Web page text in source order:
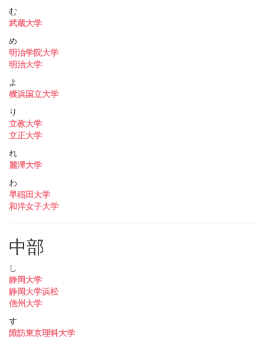
む
武蔵大学
め
明治学院大学
明治大学
よ
横浜国立大学
り
立教大学
立正大学
れ
麗澤大学
わ
早稲田大学
和洋女子大学
中部
し
静岡大学
静岡大学浜松
信州大学
す
諏訪東京理科大学